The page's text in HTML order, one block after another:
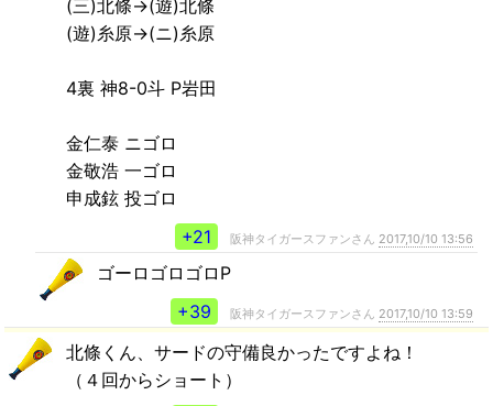
(三)北條→(遊)北條
(遊)糸原→(ニ)糸原
4裏 神8-0斗 P岩田
金仁泰 ニゴロ
金敬浩 一ゴロ
申成鉉 投ゴロ
+21
阪神タイガースファンさん 2017,10/10 13:56
ゴーロゴロゴロP
+39
阪神タイガースファンさん 2017,10/10 13:59
北條くん、サードの守備良かったですよね！
（４回からショート）